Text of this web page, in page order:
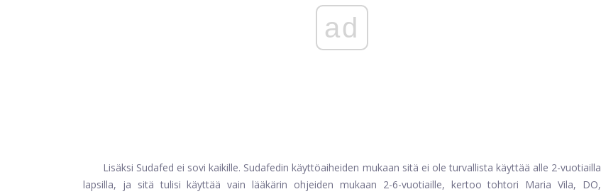
ad
Lisäksi Sudafed ei sovi kaikille. Sudafedin käyttöaiheiden mukaan sitä ei ole turvallista käyttää alle 2-vuotiailla
lapsilla, ja sitä tulisi käyttää vain lääkärin ohjeiden mukaan 2-6-vuotiaille, kertoo tohtori Maria Vila, DO,